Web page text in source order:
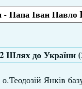
- Папа Іван
Янків